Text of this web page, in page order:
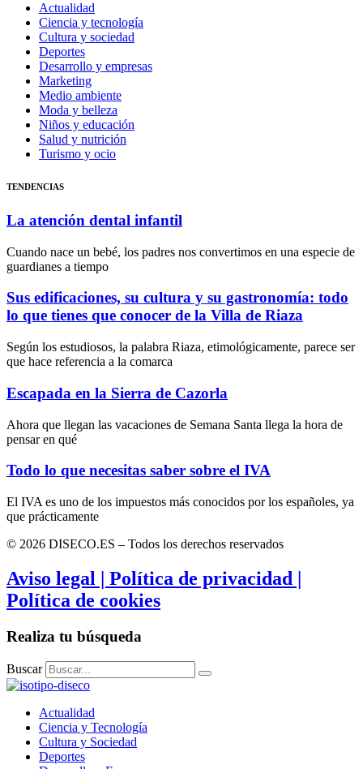
Actualidad
Ciencia y tecnología
Cultura y sociedad
Deportes
Desarrollo y empresas
Marketing
Medio ambiente
Moda y belleza
Niños y educación
Salud y nutrición
Turismo y ocio
TENDENCIAS
La atención dental infantil
Cuando nace un bebé, los padres nos convertimos en una especie de
guardianes a tiempo
Sus edificaciones, su cultura y su gastronomía: todo
lo que tienes que conocer de la Villa de Riaza
Según los estudiosos, la palabra Riaza, etimológicamente, parece ser
que hace referencia a la comarca
Escapada en la Sierra de Cazorla
Ahora que llegan las vacaciones de Semana Santa llega la hora de
pensar en qué
Todo lo que necesitas saber sobre el IVA
El IVA es uno de los impuestos más conocidos por los españoles, ya
que prácticamente
© 2026 DISECO.ES – Todos los derechos reservados
Aviso legal | Política de privacidad |
Política de cookies
Realiza tu búsqueda
Buscar
Actualidad
Ciencia y Tecnología
Cultura y Sociedad
Deportes